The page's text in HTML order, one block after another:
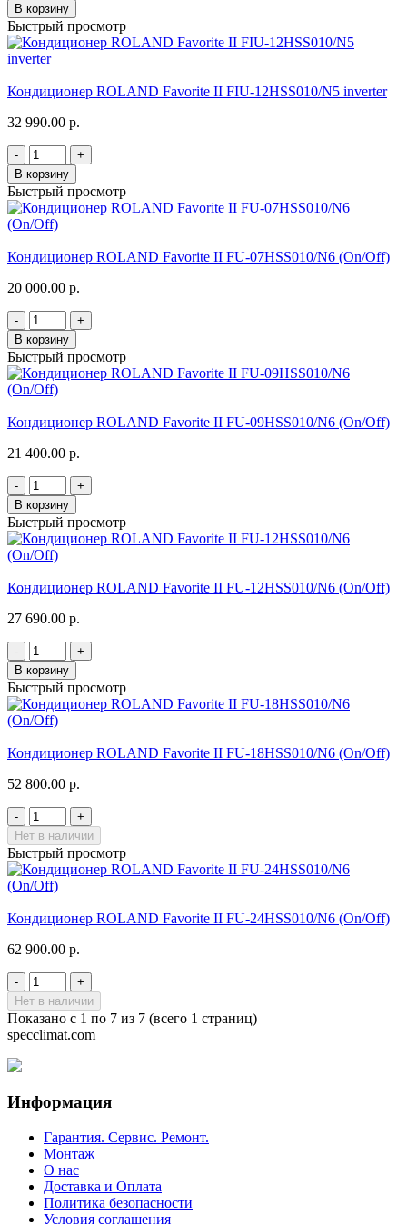
В корзину
Быстрый просмотр
Кондиционер ROLAND Favorite II FIU-12HSS010/N5 inverter
32 990.00 р.
-
+
В корзину
Быстрый просмотр
Кондиционер ROLAND Favorite II FU-07HSS010/N6 (On/Off)
20 000.00 р.
-
+
В корзину
Быстрый просмотр
Кондиционер ROLAND Favorite II FU-09HSS010/N6 (On/Off)
21 400.00 р.
-
+
В корзину
Быстрый просмотр
Кондиционер ROLAND Favorite II FU-12HSS010/N6 (On/Off)
27 690.00 р.
-
+
В корзину
Быстрый просмотр
Кондиционер ROLAND Favorite II FU-18HSS010/N6 (On/Off)
52 800.00 р.
-
+
Нет в наличии
Быстрый просмотр
Кондиционер ROLAND Favorite II FU-24HSS010/N6 (On/Off)
62 900.00 р.
-
+
Нет в наличии
Показано с 1 по 7 из 7 (всего 1 страниц)
specclimat.com
Информация
Гарантия. Сервис. Ремонт.
Монтаж
О нас
Доставка и Оплата
Политика безопасности
Условия соглашения